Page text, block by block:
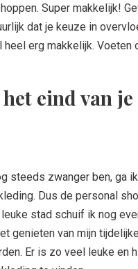
Super makkelijk!
dat je keuze in
erg makkelijk. Voeten
eind van
steeds zwanger ben, ga
Dus de personal
stad schuif ik nog
genieten van mijn
Er is zo veel leuke en